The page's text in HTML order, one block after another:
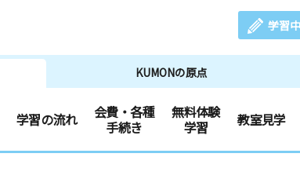
学習
KUMONの原点
学習の流れ
会費・各種
手続き
無料体験
学習
教室見学